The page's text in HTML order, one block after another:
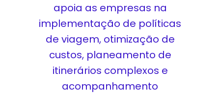
apoia as empresas na
implementação de políticas
de viagem, otimização de
custos, planeamento de
itinerários complexos e
acompanhamento